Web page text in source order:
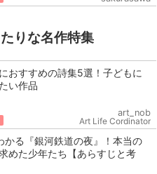
りな名作特集
おすすめの詩集5選！子どもに
い作品
art_nob
Art Life Cordinator
かる『銀河鉄道の夜』！本当の
めた少年たち【あらすじと考